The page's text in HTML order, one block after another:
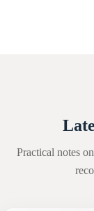
Practical notes